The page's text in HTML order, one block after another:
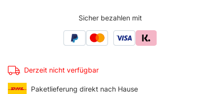
Derzeit nicht verfügbar
Paketlieferung direkt nach Hause
Sicher bezahlen mit